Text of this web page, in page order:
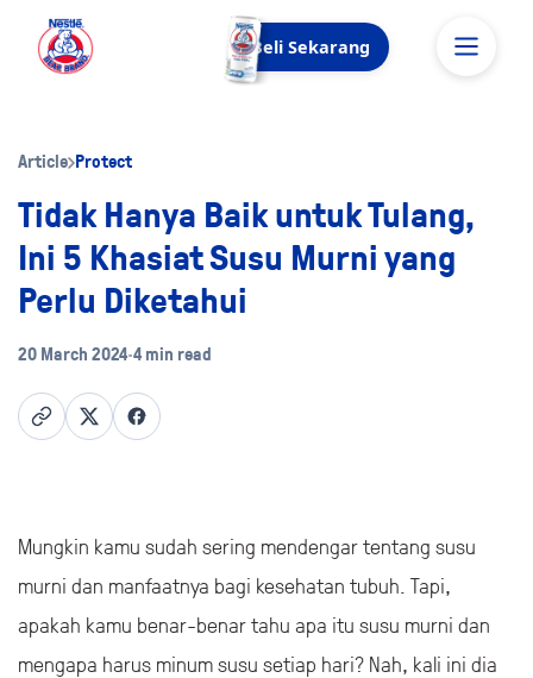
Beli Sekarang
Article Protect
Tidak Hanya Baik untuk Tulang,
Ini 5 Khasiat Susu Murni yang
Perlu Diketahui
20 March 2024•4 min read